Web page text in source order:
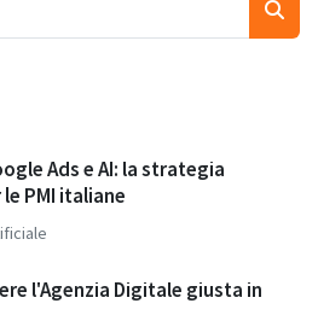
Ads e AI: la strategia
PMI italiane
l'Agenzia Digitale giusta in